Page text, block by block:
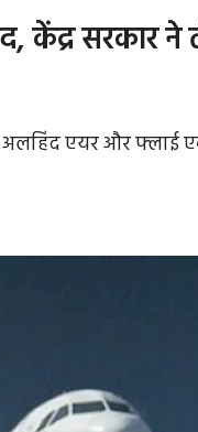
केंद्र सरकार ने
एयर और फ्लाई